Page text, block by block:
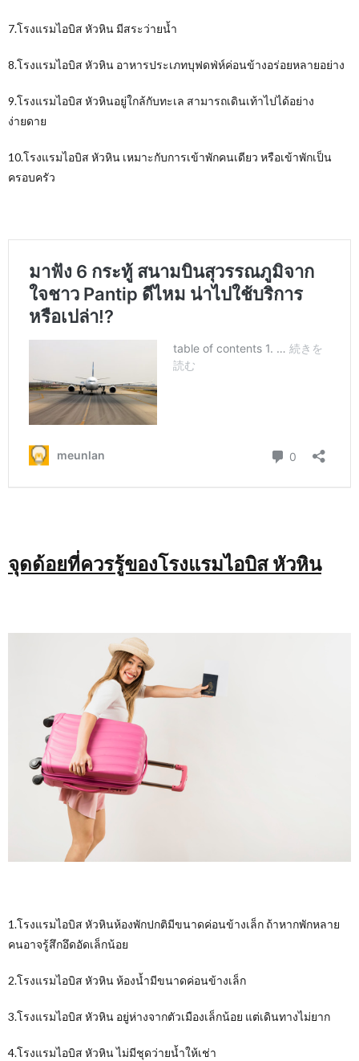
7.โรงแรมไอบิส หัวหิน มีสระว่ายน้ำ
8.โรงแรมไอบิส หัวหิน อาหารประเภทบุฟดฟ่ห์ค่อนข้างอร่อยหลายอย่าง
9.โรงแรมไอบิส หัวหินอยู่ใกล้กับทะเล สามารถเดินเท้าไปได้อย่าง
ง่ายดาย
10.โรงแรมไอบิส หัวหิน เหมาะกับการเข้าพักคนเดียว หรือเข้าพักเป็น
ครอบครัว
จุดด้อยที่ควรรู้ของโรงแรมไอบิส หัวหิน
1.โรงแรมไอบิส หัวหินห้องพักปกติมีขนาดค่อนข้างเล็ก ถ้าหากพักหลาย
คนอาจรู้สึกอึดอัดเล็กน้อย
2.โรงแรมไอบิส หัวหิน ห้องน้ำมีขนาดค่อนข้างเล็ก
3.โรงแรมไอบิส หัวหิน อยู่ห่างจากตัวเมืองเล็กน้อย แต่เดินทางไม่ยาก
4.โรงแรมไอบิส หัวหิน ไม่มีชุดว่ายน้ำให้เช่า